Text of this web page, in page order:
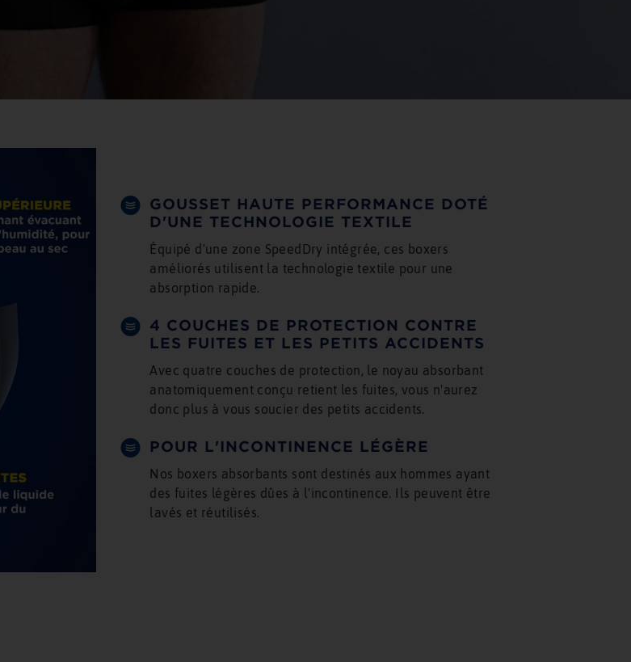
GOUSSET HAUTE PERFORMANCE DOTÉ
D'UNE TECHNOLOGIE TEXTILE
Équipé d'une zone SpeedDry intégrée, ces boxers
améliorés utilisent la technologie textile pour une
absorption rapide.
4 COUCHES DE PROTECTION CONTRE
LES FUITES ET LES PETITS ACCIDENTS
Avec quatre couches de protection, le noyau absorbant
anatomiquement conçu retient les fuites, vous n'aurez
donc plus à vous soucier des petits accidents.
POUR L'INCONTINENCE LÉGÈRE
Nos boxers absorbants sont destinés aux hommes ayant
des fuites légères dûes à l'incontinence. Ils peuvent être
lavés et réutilisés.